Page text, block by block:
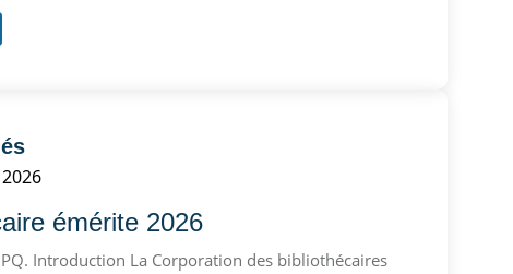
émérite 2026
Introduction La Corporation des bibliothécaires